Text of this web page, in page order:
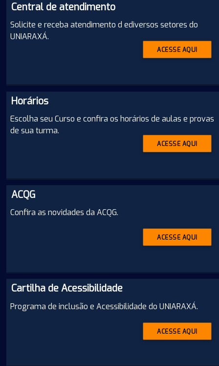
Central de atendimento
Solicite e receba atendimento d ediversos setores do
UNIARAXÁ.
ACESSE AQUI
Horários
Escolha seu Curso e confira os horários de aulas e provas
de sua turma.
ACESSE AQUI
ACQG
Confira as novidades da ACQG.
ACESSE AQUI
Cartilha de Acessibilidade
Programa de inclusão e Acessibilidade do UNIARAXÁ.
ACESSE AQUI